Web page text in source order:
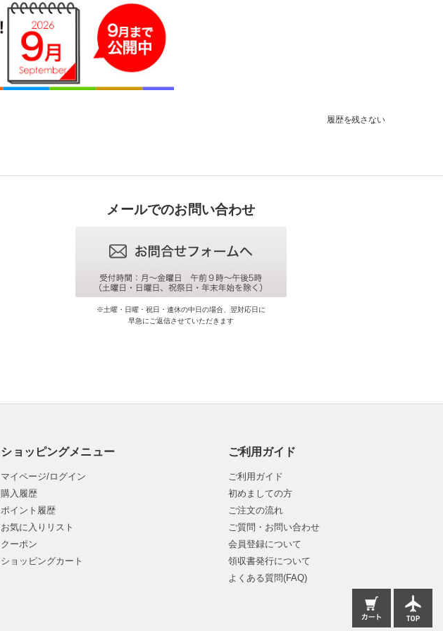
履歴を残さない
メールでのお問い合わせ
※土曜・日曜・祝日・連休の中日の場合、翌対応日に
早急にご返信させていただきます
ショッピングメニュー
マイページ/ログイン
購入履歴
ポイント履歴
お気に入りリスト
クーポン
ショッピングカート
ご利用ガイド
ご利用ガイド
初めましての方
ご注文の流れ
ご質問・お問い合わせ
会員登録について
領収書発行について
よくある質問(FAQ)